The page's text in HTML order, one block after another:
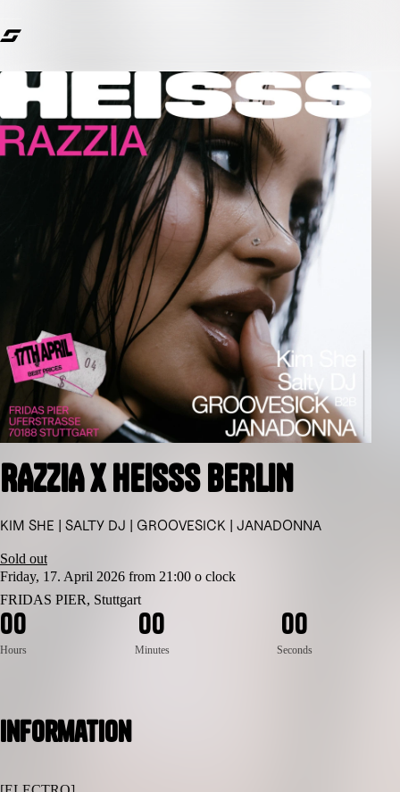
RAZZIA x HEISSS BERLIN
KIM SHE | SALTY DJ | GROOVESICK | JANADONNA
Sold out
Friday, 17. April 2026 from 21:00 o clock
FRIDAS PIER, Stuttgart
00
Hours
00
Minutes
00
Seconds
Information